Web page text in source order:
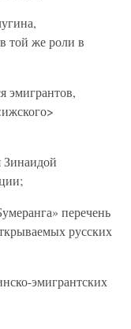
той же роли в
эмигрантов,
Зинаидой
перечень
русских
эмигрантских